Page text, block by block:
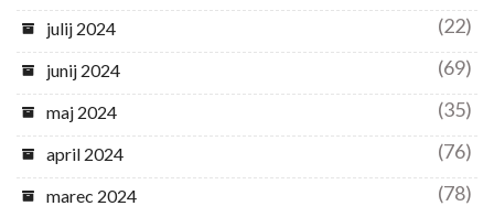
julij 2024 (22)
junij 2024 (69)
maj 2024 (35)
april 2024 (76)
marec 2024 (78)